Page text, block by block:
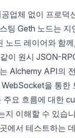
업체 없이 프로
팅 Geth 노드는
노드 레이어와 함
이 원시 JSON-
Alchemy API의
을 통
주요 흐름에 대한
지 이해할 수 있습
에서 테스트하는